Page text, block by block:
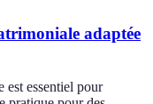
adaptée
est essentiel pour